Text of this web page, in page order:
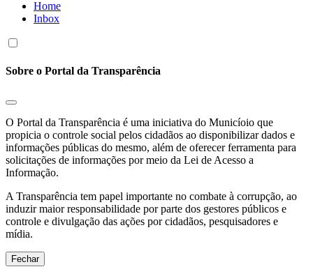
Home
Inbox
Sobre o Portal da Transparência
O Portal da Transparência é uma iniciativa do Municíoio que
propicia o controle social pelos cidadãos ao disponibilizar dados e
informações públicas do mesmo, além de oferecer ferramenta para
solicitações de informações por meio da Lei de Acesso a
Informação.
A Transparência tem papel importante no combate à corrupção, ao
induzir maior responsabilidade por parte dos gestores públicos e
controle e divulgação das ações por cidadãos, pesquisadores e
mídia.
Fechar